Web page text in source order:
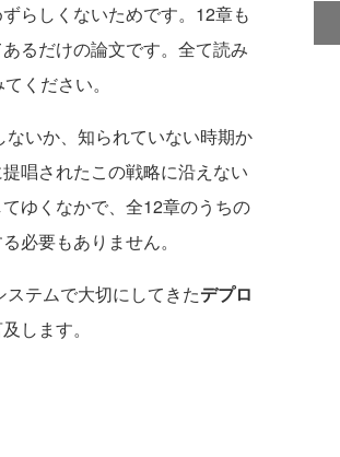
らしくないためです。12章も
るだけの論文です。全て読み
ください。
いか、知られていない時期か
唱されたこの戦略に沿えない
ゆくなかで、全12章のうちの
必要もありません。
テムで大切にしてきたデプロ
します。